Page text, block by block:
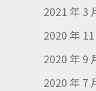
2021 年 3
2020 年 11
2020 年 9
2020 年 7